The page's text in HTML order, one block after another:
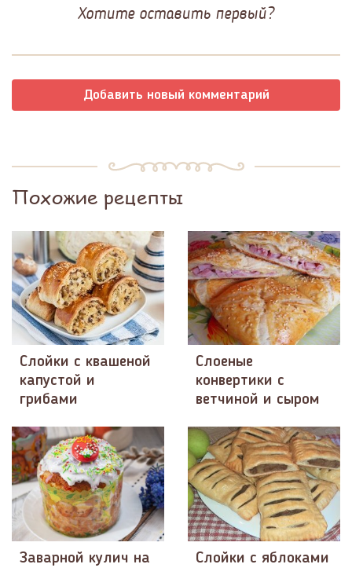
Хотите оставить первый?
Добавить новый комментарий
Похожие рецепты
Слойки с квашеной
капустой и
грибами
Слоеные
конвертики с
ветчиной и сыром
Заварной кулич на
Слойки с яблоками